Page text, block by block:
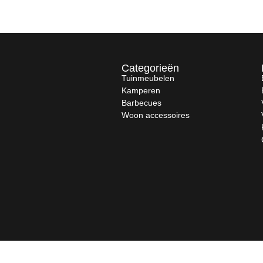
Categorieën
Tuinmeubelen
Kamperen
Barbecues
Woon accessoires